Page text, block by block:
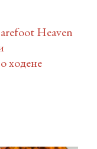
Heaven
ходене